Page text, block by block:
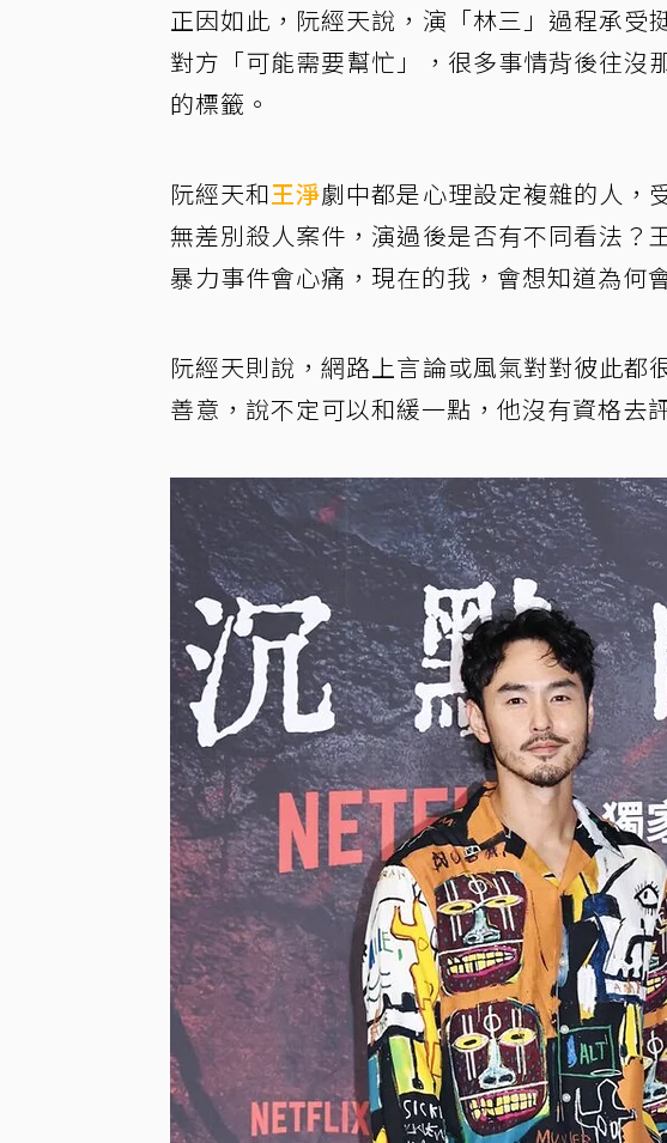
正因如此，阮經天說，演「林三」過程承受
對方「可能需要幫忙」，很多事情背後往沒
的標籤。
阮經天和王淨劇中都是心理設定複雜的人，
無差別殺人案件，演過後是否有不同看法？
暴力事件會心痛，現在的我，會想知道為何
阮經天則說，網路上言論或風氣對對彼此
善意，說不定可以和緩一點，他沒有資格去